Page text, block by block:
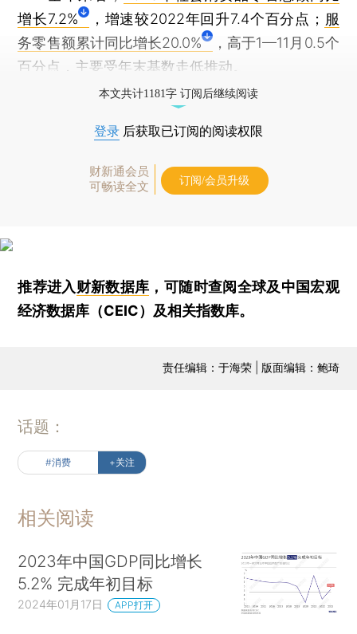
增长7.2%
，增速较2022年回升7.4个百分点； 服
务零售额累计同比增长20.0%
，高于1—11月0.5个
百分点，主要受年末基数走低推动。
本文共计1181字 订阅后继续阅读
登录 后获取已订阅的阅读权限
财新通会员
可畅读全文
订阅/会员升级
推荐进入财新数据库 ，可随时查阅全球及中国宏观
经济数据库（CEIC）及相关指数库。
责任编辑：于海荣 | 版面编辑：鲍琦
话题：
#消费 +关注
相关阅读
2023年中国GDP同比增长
5.2% 完成年初目标
2024年01月17日 APP打开